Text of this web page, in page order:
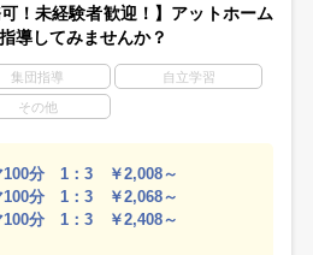
！未経験者歓迎！】アットホーム
導してみませんか？
集団指導 自立学習
その他
分 1：3 ￥2,008～
分 1：3 ￥2,068～
分 1：3 ￥2,408～